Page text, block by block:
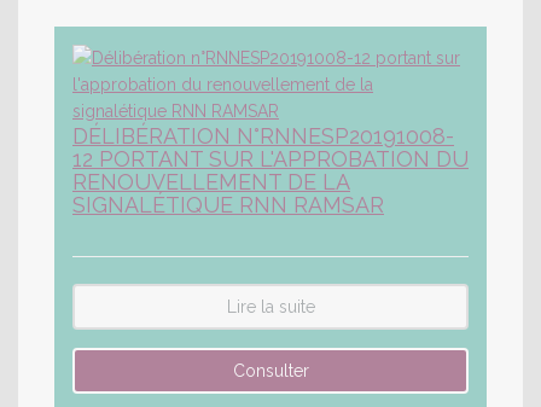
DÉLIBÉRATION N°RNNESP20191008-
12 PORTANT SUR L'APPROBATION DU
RENOUVELLEMENT DE LA
SIGNALÉTIQUE RNN RAMSAR
Lire la suite